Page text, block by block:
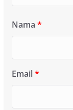
Nama *
Email*